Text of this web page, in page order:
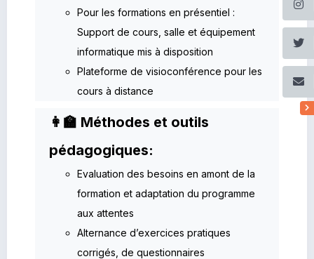
Pour les formations en présentiel :
Support de cours, salle et équipement
informatique mis à disposition
Plateforme de visioconférence pour les
cours à distance
👩‍🏫 Méthodes et outils
pédagogiques:
Evaluation des besoins en amont de la
formation et adaptation du programme
aux attentes
Alternance d’exercices pratiques
corrigés, de questionnaires